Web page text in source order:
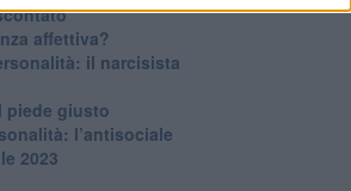
affettiva?
il narcisista
piede giusto
l’antisociale
2023